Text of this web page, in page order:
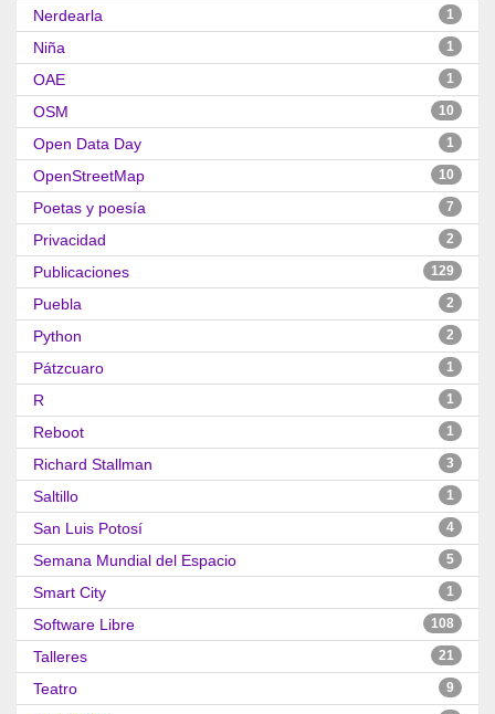
Nerdearla 1
Niña 1
OAE 1
OSM 10
Open Data Day 1
OpenStreetMap 10
Poetas y poesía 7
Privacidad 2
Publicaciones 129
Puebla 2
Python 2
Pátzcuaro 1
R 1
Reboot 1
Richard Stallman 3
Saltillo 1
San Luis Potosí 4
Semana Mundial del Espacio 5
Smart City 1
Software Libre 108
Talleres 21
Teatro 9